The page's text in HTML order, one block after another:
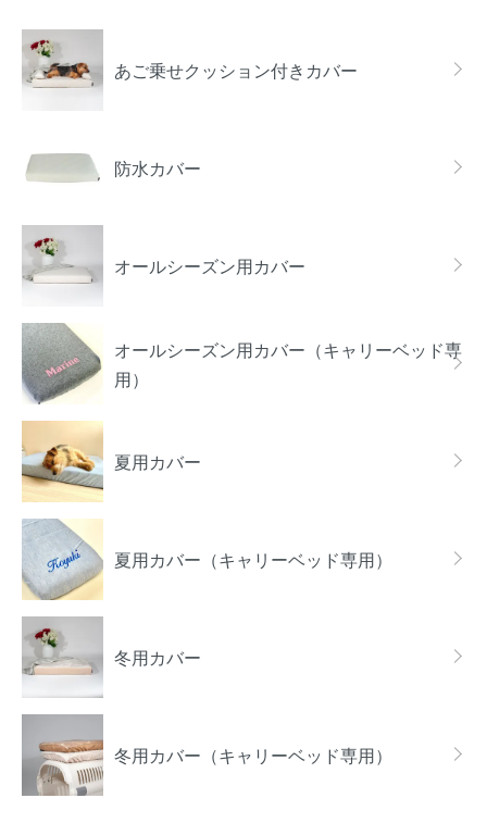
カテゴリー一覧
あご乗せクッション付きカバー
防水カバー
オールシーズン用カバー
オールシーズン用カバー（キャリーベッド専
用）
夏用カバー
夏用カバー（キャリーベッド専用）
冬用カバー
冬用カバー（キャリーベッド専用）